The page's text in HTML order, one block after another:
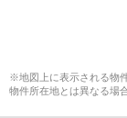
※地図上に表示される物
物件所在地とは異なる場